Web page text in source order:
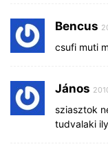
Bencus
csufi muti
János
sziasztok
tudvalaki